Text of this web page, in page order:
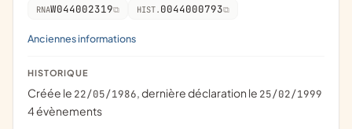
RNAW044002319 HIST. 0044000793
Anciennes informations
HISTORIQUE
Créée le 22/05/1986, dernière déclaration le 25/02/1999
4 évènements